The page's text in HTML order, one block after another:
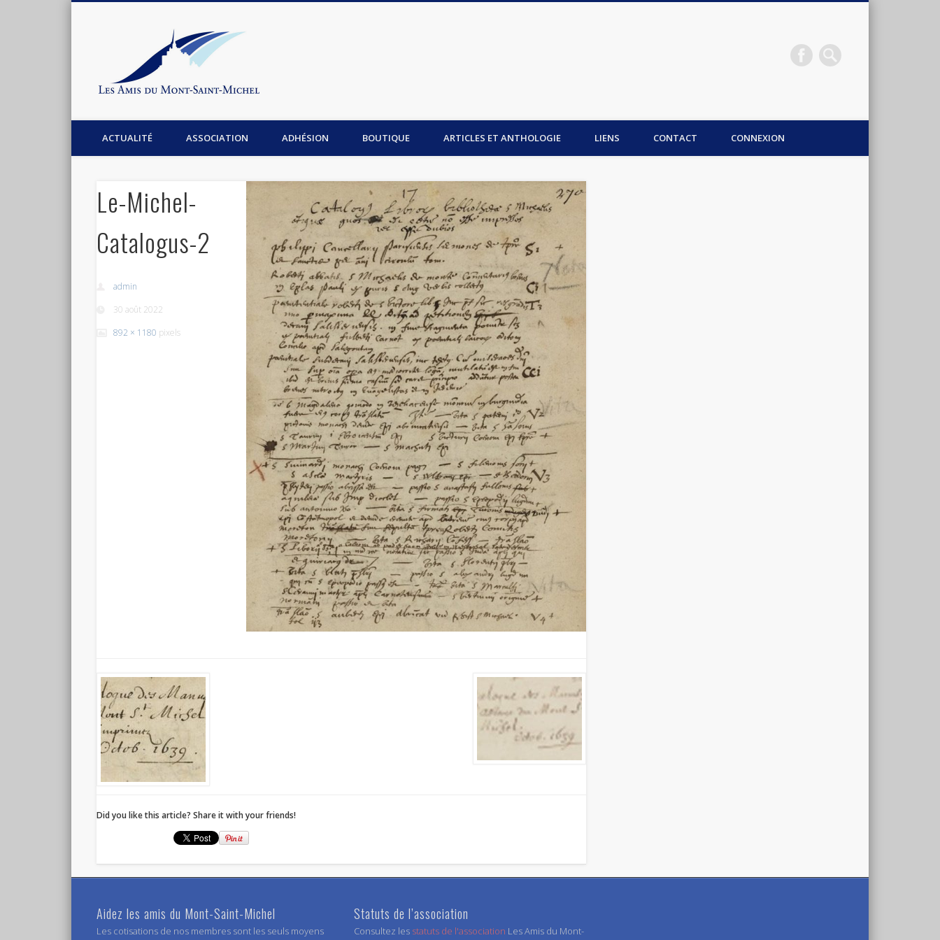
Association les amis du Mont-Saint-Michel
ACTUALITÉ ASSOCIATION ADHÉSION BOUTIQUE ARTICLES ET ANTHOLOGIE LIENS CONTACT CONNEXION
Le-Michel-
Catalogus-2
admin
30 août 2022
892 × 1180 pixels
Did you like this article? Share it with your friends!
Aidez les amis du Mont-Saint-Michel
Les cotisations de nos membres sont les seuls moyens
Statuts de l’association
Consultez les statuts de l'association Les Amis du Mont-